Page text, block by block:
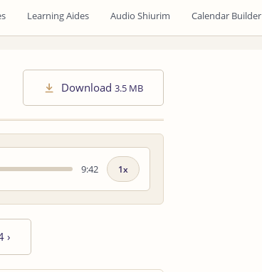
Learning Aides Audio Shiurim Calendar Builder
Download 3.5 MB
9:42
Playback
›